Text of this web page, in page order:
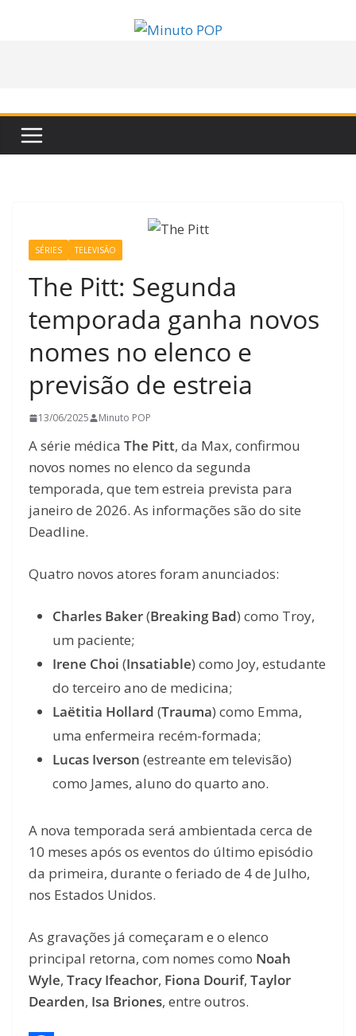
SÉRIES TELEVISÃO
The Pitt: Segunda
temporada ganha novos
nomes no elenco e
previsão de estreia
13/06/2025 Minuto POP
A série médica The Pitt, da Max, confirmou
novos nomes no elenco da segunda
temporada, que tem estreia prevista para
janeiro de 2026. As informações são do site
Deadline.
Quatro novos atores foram anunciados:
Charles Baker(Breaking Bad) como Troy,
um paciente;
Irene Choi (Insatiable) como Joy, estudante
do terceiro ano de medicina;
Laëtitia Hollard (Trauma) como Emma,
uma enfermeira recém-formada;
Lucas Iverson (estreante em televisão)
como James, aluno do quarto ano.
A nova temporada será ambientada cerca de
10 meses após os eventos do último episódio
da primeira, durante o feriado de 4 de Julho,
nos Estados Unidos.
As gravações já começaram e o elenco
principal retorna, com nomes como Noah
Wyle, Tracy Ifeachor, Fiona Dourif, Taylor
Dearden, Isa Briones, entre outros.